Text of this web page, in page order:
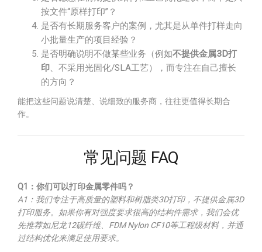
按文件“原样打印”？
是否有长期服务客户的案例，尤其是从单件打样走向
小批量生产的项目经验？
是否明确说明不做某些业务（例如不提供金属3D打
印、不采用光固化/SLA工艺），而专注在自己擅长
的方向？
能把这些问题说清楚、说细致的服务商，往往更值得长期合
作。
常见问题 FAQ
Q1：你们可以打印金属零件吗？
A1：我们专注于高质量的塑料和树脂类3D打印，不提供金属3D
打印服务。如果你有对强度要求很高的结构件需求，我们会优
先推荐如尼龙12碳纤维、FDM Nylon CF10等工程级材料，并通
过结构优化来满足使用要求。